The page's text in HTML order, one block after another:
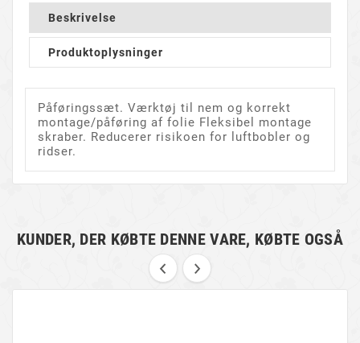
Beskrivelse
Produktoplysninger
Påføringssæt. Værktøj til nem og korrekt
montage/påføring af folie Fleksibel montage
skraber. Reducerer risikoen for luftbobler og
ridser.
KUNDER, DER KØBTE DENNE VARE, KØBTE OGSÅ